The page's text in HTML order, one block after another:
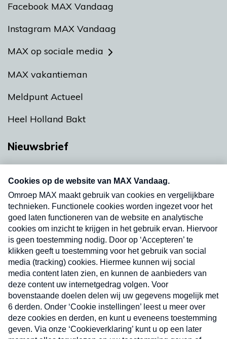
Facebook MAX Vandaag
Instagram MAX Vandaag
MAX op sociale media
MAX vakantieman
Meldpunt Actueel
Heel Holland Bakt
Nieuwsbrief
nieuwsbrief. Elke vrijdag- en dinsdagochtend in
uw mailbox.
Verzend
Nieuwsbrief
Neem hier een gratis abonnement op onze